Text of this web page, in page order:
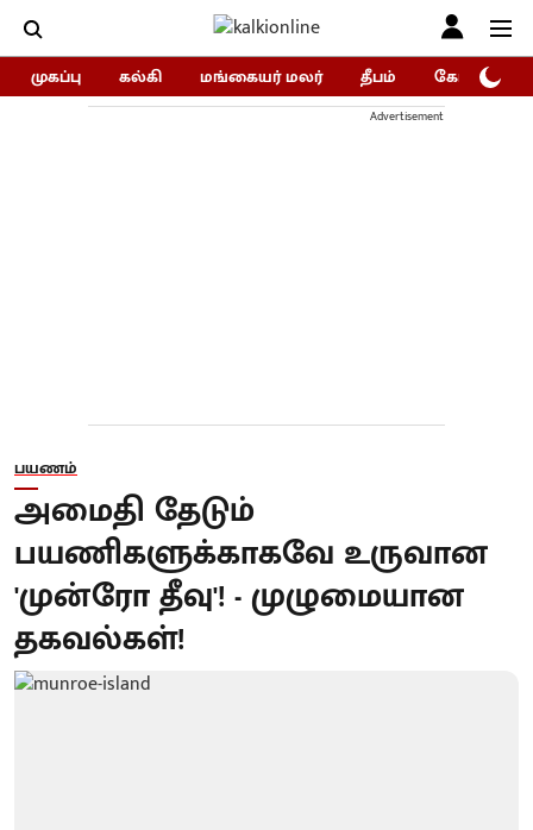
முகப்பு கல்கி மங்கையர் மலர் தீபம் கோகுலம்/
Advertisement
பயணம்
அமைதி தேடும்
பயணிகளுக்காகவே உருவான
'முன்ரோ தீவு'! - முழுமையான
தகவல்கள்!